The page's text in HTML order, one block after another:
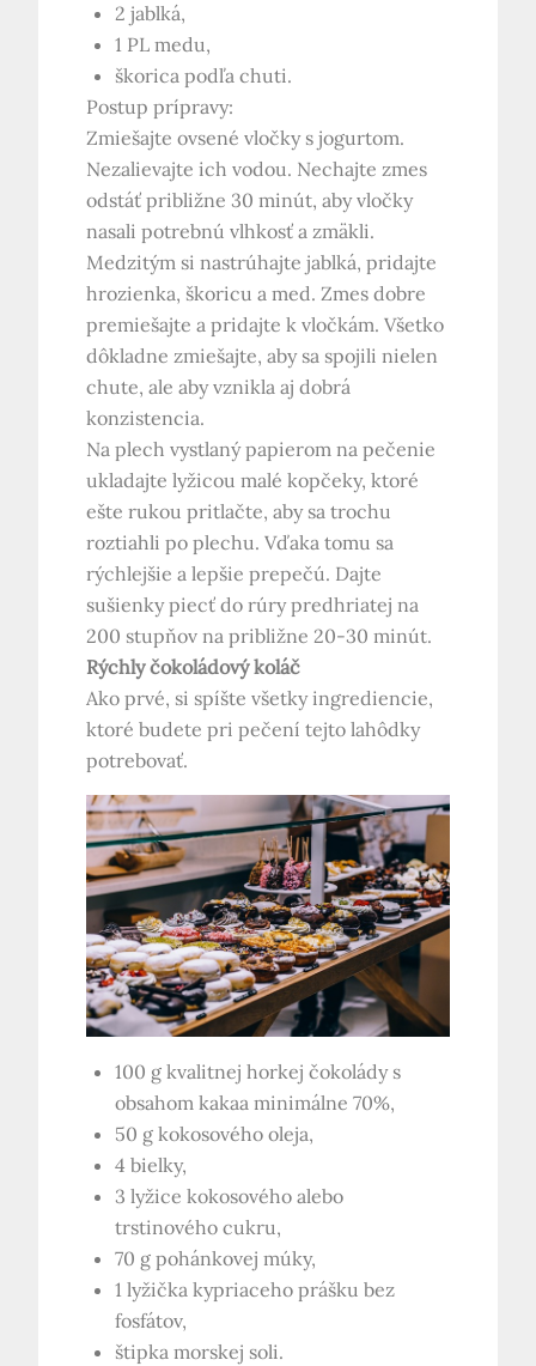
2 jablká,
1 PL medu,
škorica podľa chuti.
Postup prípravy:
Zmiešajte ovsené vločky s jogurtom.
Nezalievajte ich vodou. Nechajte zmes
odstáť približne 30 minút, aby vločky
nasali potrebnú vlhkosť a zmäkli.
Medzitým si nastrúhajte jablká, pridajte
hrozienka, škoricu a med. Zmes dobre
premiešajte a pridajte k vločkám. Všetko
dôkladne zmiešajte, aby sa spojili nielen
chute, ale aby vznikla aj dobrá
konzistencia.
Na plech vystlaný papierom na pečenie
ukladajte lyžicou malé kopčeky, ktoré
ešte rukou pritlačte, aby sa trochu
roztiahli po plechu. Vďaka tomu sa
rýchlejšie a lepšie prepečú. Dajte
sušienky piecť do rúry predhriatej na
200 stupňov na približne 20-30 minút.
Rýchly čokoládový koláč
Ako prvé, si spíšte všetky ingrediencie,
ktoré budete pri pečení tejto lahôdky
potrebovať.
100 g kvalitnej horkej čokolády s
obsahom kakaa minimálne 70%,
50 g kokosového oleja,
4 bielky,
3 lyžice kokosového alebo
trstinového cukru,
70 g pohánkovej múky,
1 lyžička kypriaceho prášku bez
fosfátov,
štipka morskej soli.